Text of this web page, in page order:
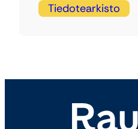
Tiedotearkisto